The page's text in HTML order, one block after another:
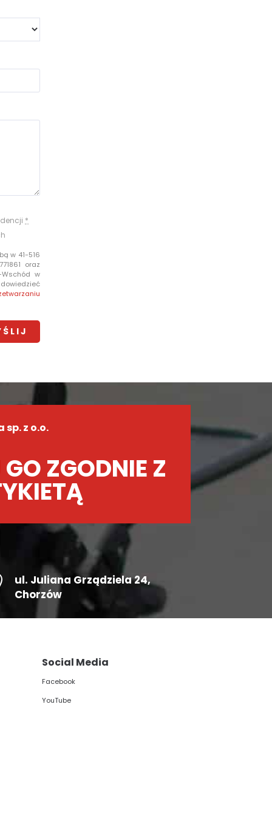
*
w 41-516
oraz
Wschód w
sp. z o.o.
ZGODNIE Z
ul. Juliana Grządziela 24,
Chorzów
Social Media
Facebook
YouTube